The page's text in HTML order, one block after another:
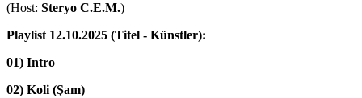
(Host: Steryo C.E.M.)
Playlist 12.10.2025 (Titel - Künstler):
01) Intro
02) Koli (Şam)